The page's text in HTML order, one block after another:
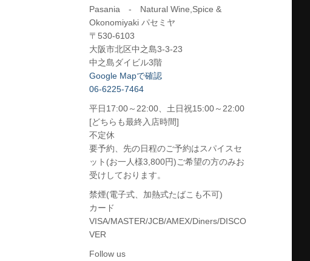
Pasania - Natural Wine,Spice &
Okonomiyaki パセミヤ
〒530-6103
大阪市北区中之島3-3-23
中之島ダイビル3階
Google Mapで確認
06-6225-7464
平日17:00～22:00、土日祝15:00～22:00
[どちらも最終入店時間]
不定休
要予約、先の日程のご予約はスパイスセ
ット(お一人様3,800円)ご希望の方のみお
受けしております。
禁煙(電子式、加熱式たばこも不可)
カード
VISA/MASTER/JCB/AMEX/Diners/DISCO
VER
Follow us